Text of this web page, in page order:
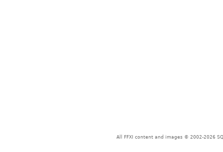
All FFXI content and images © 2002-2026